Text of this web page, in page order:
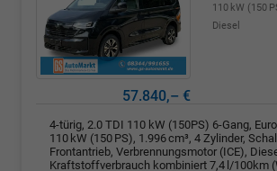
110 kW (150
Diesel
57.840,– €
4-türig, 2.0 TDI 110 kW (150PS) 6-Gang, Euro
110 kW (150 PS), 1.996 cm³, 4 Zylinder,
Frontantrieb, Verbrennungsmotor (ICE),
Kraftstoffverbrauch kombiniert 7,4 l/100km